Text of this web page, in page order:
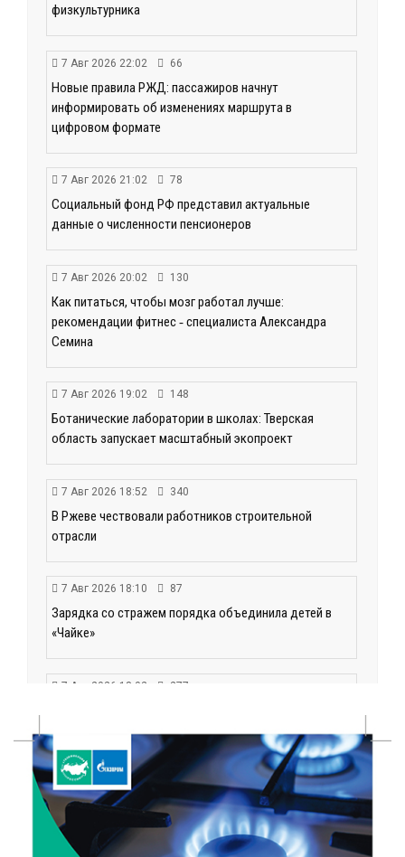
физкультурника
7 Авг 2026 22:02 66
Новые правила РЖД: пассажиров начнут
информировать об изменениях маршрута в
цифровом формате
7 Авг 2026 21:02 78
Социальный фонд РФ представил актуальные
данные о численности пенсионеров
7 Авг 2026 20:02 130
Как питаться, чтобы мозг работал лучше:
рекомендации фитнес ‑ специалиста Александра
Семина
7 Авг 2026 19:02 148
Ботанические лаборатории в школах: Тверская
область запускает масштабный экопроект
7 Авг 2026 18:52 340
В Ржеве чествовали работников строительной
отрасли
7 Авг 2026 18:10 87
Зарядка со стражем порядка объединила детей в
«Чайке»
7 Авг 2026 18:02 277
реставрация фасада исторической
Крестовоздвиженской церкви
7 Авг 2026 18:01 124
День арбуза отметили ребята в Андреапольском
Доме культуры